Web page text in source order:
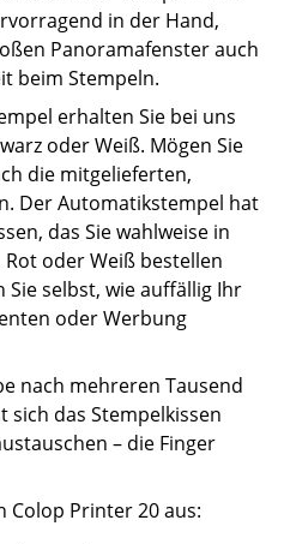
in der Hand,
Panoramafenster auch
beim Stempeln.
erhalten Sie bei uns
oder Weiß. Mögen Sie
die mitgelieferten,
Der Automatikstempel hat
das Sie wahlweise in
Rot oder Weiß bestellen
selbst, wie auffällig Ihr
oder Werbung
nach mehreren Tausend
sich das Stempelkissen
– die Finger
Colop Printer 20 aus: